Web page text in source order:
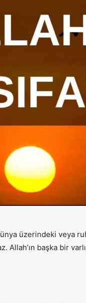
üzerindeki veya
Allah’ın başka bir